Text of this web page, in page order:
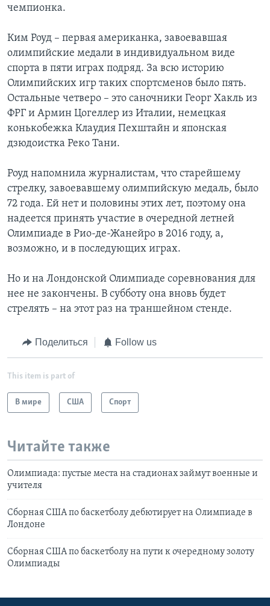
чемпионка.
Ким Роуд – первая американка, завоевавшая
олимпийские медали в индивидуальном виде
спорта в пяти играх подряд. За всю историю
Олимпийских игр таких спортсменов было пять.
Остальные четверо – это саночники Георг Хакль из
ФРГ и Армин Цогеллер из Италии, немецкая
конькобежка Клаудия Пехштайн и японская
дзюдоистка Реко Тани.
Роуд напомнила журналистам, что старейшему
стрелку, завоевавшему олимпийскую медаль, было
72 года. Ей нет и половины этих лет, поэтому она
надеется принять участие в очередной летней
Олимпиаде в Рио-де-Жанейро в 2016 году, а,
возможно, и в последующих играх.
Но и на Лондонской Олимпиаде соревнования для
нее не закончены. В субботу она вновь будет
стрелять – на этот раз на траншейном стенде.
Поделиться Follow us
This item is part of
В мире США Спорт
Читайте также
Олимпиада: пустые места на стадионах займут военные и
учителя
Сборная США по баскетболу дебютирует на Олимпиаде в
Лондоне
Сборная США по баскетболу на пути к очередному золоту
Олимпиады